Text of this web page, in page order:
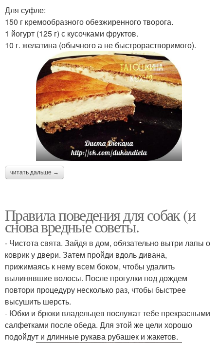
Для суфле:
150 г кремообразного обезжиренного творога.
1 йогурт (125 г) с кусочками фруктов.
10 г. желатина (обычного а не быстрорастворимого).
читать дальше →
Правила поведения для собак (и
снова вредные советы.
- Чистота свята. Зайдя в дом, обязательно вытри лапы о
коврик у двери. Затем пройди вдоль дивана,
прижимаясь к нему всем боком, чтобы удалить
вылинявшие волосы. После прогулки под дождем
повтори процедуру несколько раз, чтобы быстрее
высушить шерсть.
- Юбки и брюки владельцев послужат тебе прекрасными
салфетками после обеда. Для этой же цели хорошо
подойдут и длинные рукава рубашек и жакетов.